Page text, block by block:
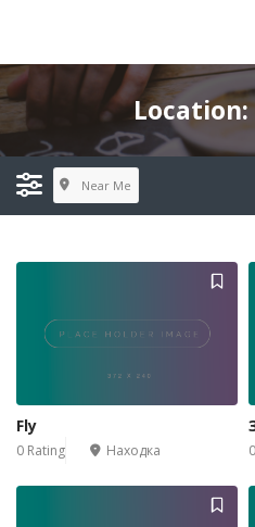
Location:
Near Me
Fly
0 Rating Находка